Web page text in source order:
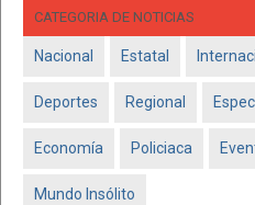
CATEGORIA DE NOTICIAS
Nacional Estatal
Deportes Regional
Economía Policiaca
Mundo Insólito